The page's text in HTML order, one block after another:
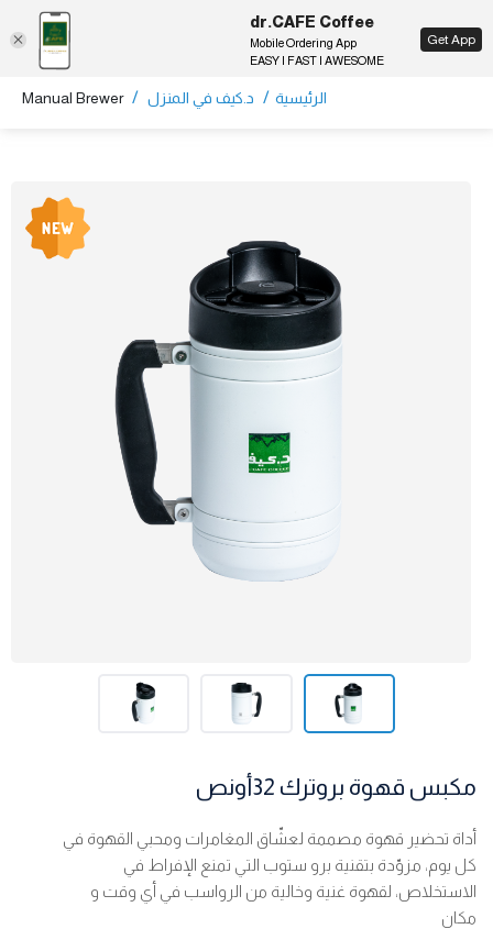
EN
الرئيسية / د.كيف في المنزل /
Manual Brewer
مكبس قهوة بروترك 32أونص
أداة تحضير قهوة مصممة لعشّاق المغامرات ومحبي القهوة في
كل يوم، مزوّدة بتقنية برو ستوب التي تمنع الإفراط في
الاستخلاص، لقهوة غنية وخالية من الرواسب في أي وقت و
مكان
dr.CAFE Coffee
Mobile Ordering App
EASY | FAST | AWESOME
Get App